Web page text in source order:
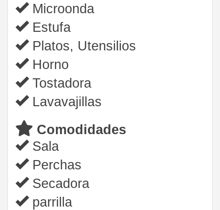
Microonda
Estufa
Platos, Utensilios
Horno
Tostadora
Lavavajillas
Comodidades
Sala
Perchas
Secadora
parrilla